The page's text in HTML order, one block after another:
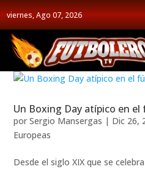
viernes, Ago 07, 2026
Un Boxing Day atípico en
porSergio Mansergas | Dic 26,
Europeas
Desde el siglo XIX que se